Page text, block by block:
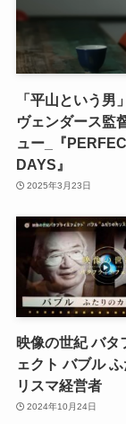
「平山という男
ヴェンダース監
ュー_『
DAYS』
2025年3月23日
映像の世紀 バタ
ェクト バブル
リスマ経営者
2024年10月24日